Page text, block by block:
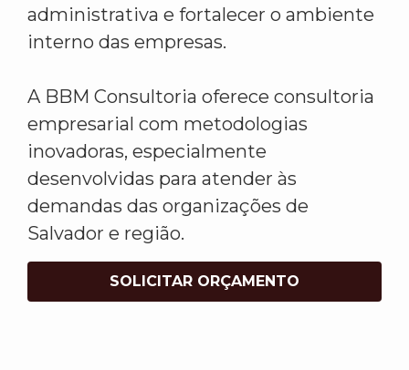
administrativa e fortalecer o ambiente
interno das empresas.
A BBM Consultoria oferece consultoria
empresarial com metodologias
inovadoras, especialmente
desenvolvidas para atender às
demandas das organizações de
Salvador e região.
SOLICITAR ORÇAMENTO